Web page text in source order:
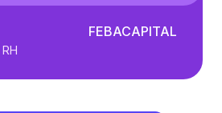
FEBACAPITAL